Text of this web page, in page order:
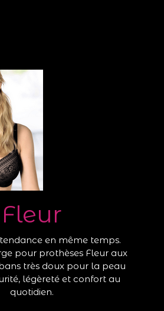
Fleur
en même temps.
pour prothèses Fleur aux
très doux pour la peau
légèreté et confort au
quotidien.